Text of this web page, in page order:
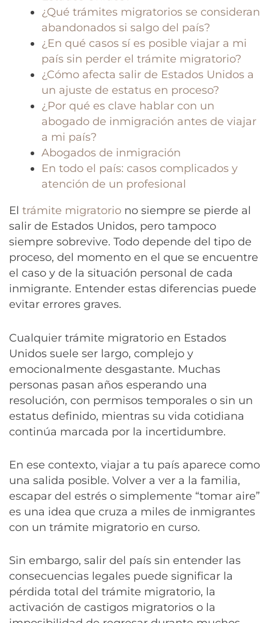
¿Qué trámites migratorios se consideran
abandonados si salgo del país?
¿En qué casos sí es posible viajar a mi
país sin perder el trámite migratorio?
¿Cómo afecta salir de Estados Unidos a
un ajuste de estatus en proceso?
¿Por qué es clave hablar con un
abogado de inmigración antes de viajar
a mi país?
Abogados de inmigración
En todo el país: casos complicados y
atención de un profesional
El trámite migratorio no siempre se pierde al
salir de Estados Unidos, pero tampoco
siempre sobrevive. Todo depende del tipo de
proceso, del momento en el que se encuentre
el caso y de la situación personal de cada
inmigrante. Entender estas diferencias puede
evitar errores graves.
Cualquier trámite migratorio en Estados
Unidos suele ser largo, complejo y
emocionalmente desgastante. Muchas
personas pasan años esperando una
resolución, con permisos temporales o sin un
estatus definido, mientras su vida cotidiana
continúa marcada por la incertidumbre.
En ese contexto, viajar a tu país aparece como
una salida posible. Volver a ver a la familia,
escapar del estrés o simplemente “tomar aire”
es una idea que cruza a miles de inmigrantes
con un trámite migratorio en curso.
Sin embargo, salir del país sin entender las
consecuencias legales puede significar la
pérdida total del trámite migratorio, la
activación de castigos migratorios o la